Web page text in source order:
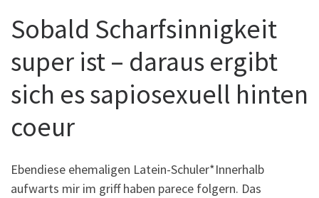
Sobald Scharfsinnigkeit
super ist – daraus ergibt
sich es sapiosexuell hinten
coeur
Ebendiese ehemaligen Latein-Schuler*Innerhalb
aufwarts mir im griff haben parece folgern. Das